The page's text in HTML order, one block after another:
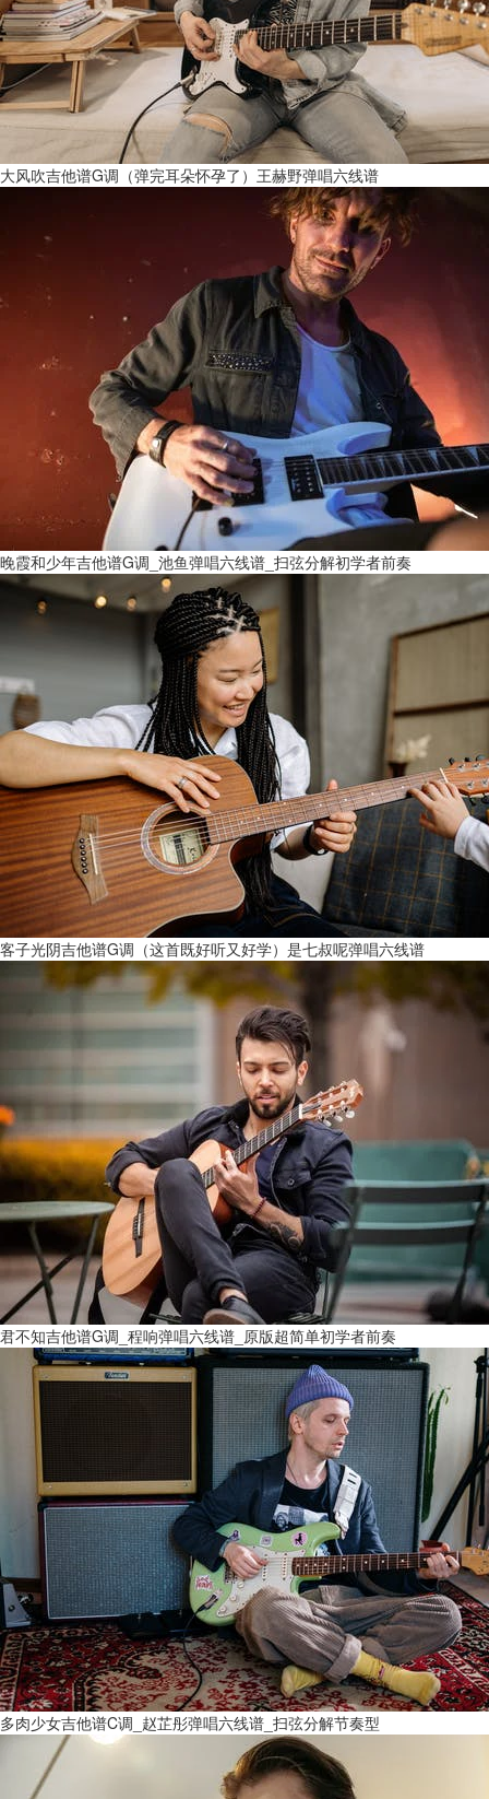
大风吹吉他谱G调（弹完耳朵怀孕了）王赫野弹唱六线谱
晚霞和少年吉他谱G调_池鱼弹唱六线谱_扫弦分解初学者前奏
客子光阴吉他谱G调（这首既好听又好学）是七叔呢弹唱六线谱
君不知吉他谱G调_程响弹唱六线谱_原版超简单初学者前奏
多肉少女吉他谱C调_赵芷彤弹唱六线谱_扫弦分解节奏型